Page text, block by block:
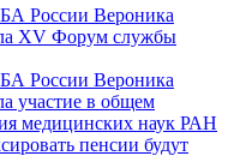
России Вероника
XV Форум службы
России Вероника
участие в общем
медицинских наук РАН
пенсии будут